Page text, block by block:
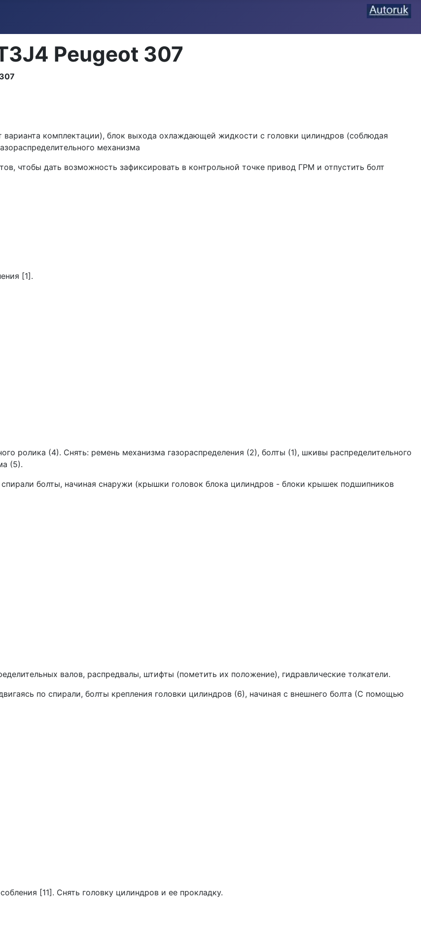
Peugeot 307
варианта комплектации), блок выхода охлаждающей жидкости с го­ловки цилиндров (соблюдая
механизма
чтобы дать возможность за­фиксировать в контрольной точке привод ГРМ и отпустить болт
[1].
ролика (4). Снять: ремень механизма газораспределения (2), болты (1), шкивы распределительного
(5).
болты, начиная снару­жи (крышки головок блока цилиндров - блоки крышек подшипников
валов, распредвалы, штифты (пометить их поло­жение), гидравлические толкатели.
по спирали, болты креп­ления головки цилиндров (6), начиная с внешнего болта (С помощью
[11]. Снять голов­ку цилиндров и ее прокладку.